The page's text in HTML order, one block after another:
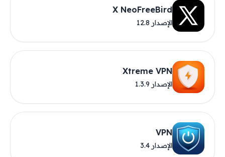
X NeoFreeBird
الإصدار 12.8
Xtreme VPN
الإصدار 1.3.9
VPN
الإصدار 3.4